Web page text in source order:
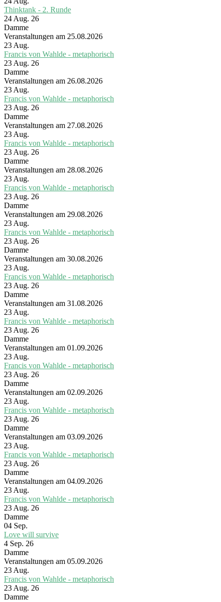
Thinktank - 2. Runde
24 Aug. 26
Damme
Veranstaltungen am 25.08.2026
23 Aug.
Francis von Wahlde - metaphorisch
23 Aug. 26
Damme
Veranstaltungen am 26.08.2026
23 Aug.
Francis von Wahlde - metaphorisch
23 Aug. 26
Damme
Veranstaltungen am 27.08.2026
23 Aug.
Francis von Wahlde - metaphorisch
23 Aug. 26
Damme
Veranstaltungen am 28.08.2026
23 Aug.
Francis von Wahlde - metaphorisch
23 Aug. 26
Damme
Veranstaltungen am 29.08.2026
23 Aug.
Francis von Wahlde - metaphorisch
23 Aug. 26
Damme
Veranstaltungen am 30.08.2026
23 Aug.
Francis von Wahlde - metaphorisch
23 Aug. 26
Damme
Veranstaltungen am 31.08.2026
23 Aug.
Francis von Wahlde - metaphorisch
23 Aug. 26
Damme
Veranstaltungen am 01.09.2026
23 Aug.
Francis von Wahlde - metaphorisch
23 Aug. 26
Damme
Veranstaltungen am 02.09.2026
23 Aug.
Francis von Wahlde - metaphorisch
23 Aug. 26
Damme
Veranstaltungen am 03.09.2026
23 Aug.
Francis von Wahlde - metaphorisch
23 Aug. 26
Damme
Veranstaltungen am 04.09.2026
23 Aug.
Francis von Wahlde - metaphorisch
23 Aug. 26
Damme
04 Sep.
Love will survive
4 Sep. 26
Damme
Veranstaltungen am 05.09.2026
23 Aug.
Francis von Wahlde - metaphorisch
23 Aug. 26
Damme